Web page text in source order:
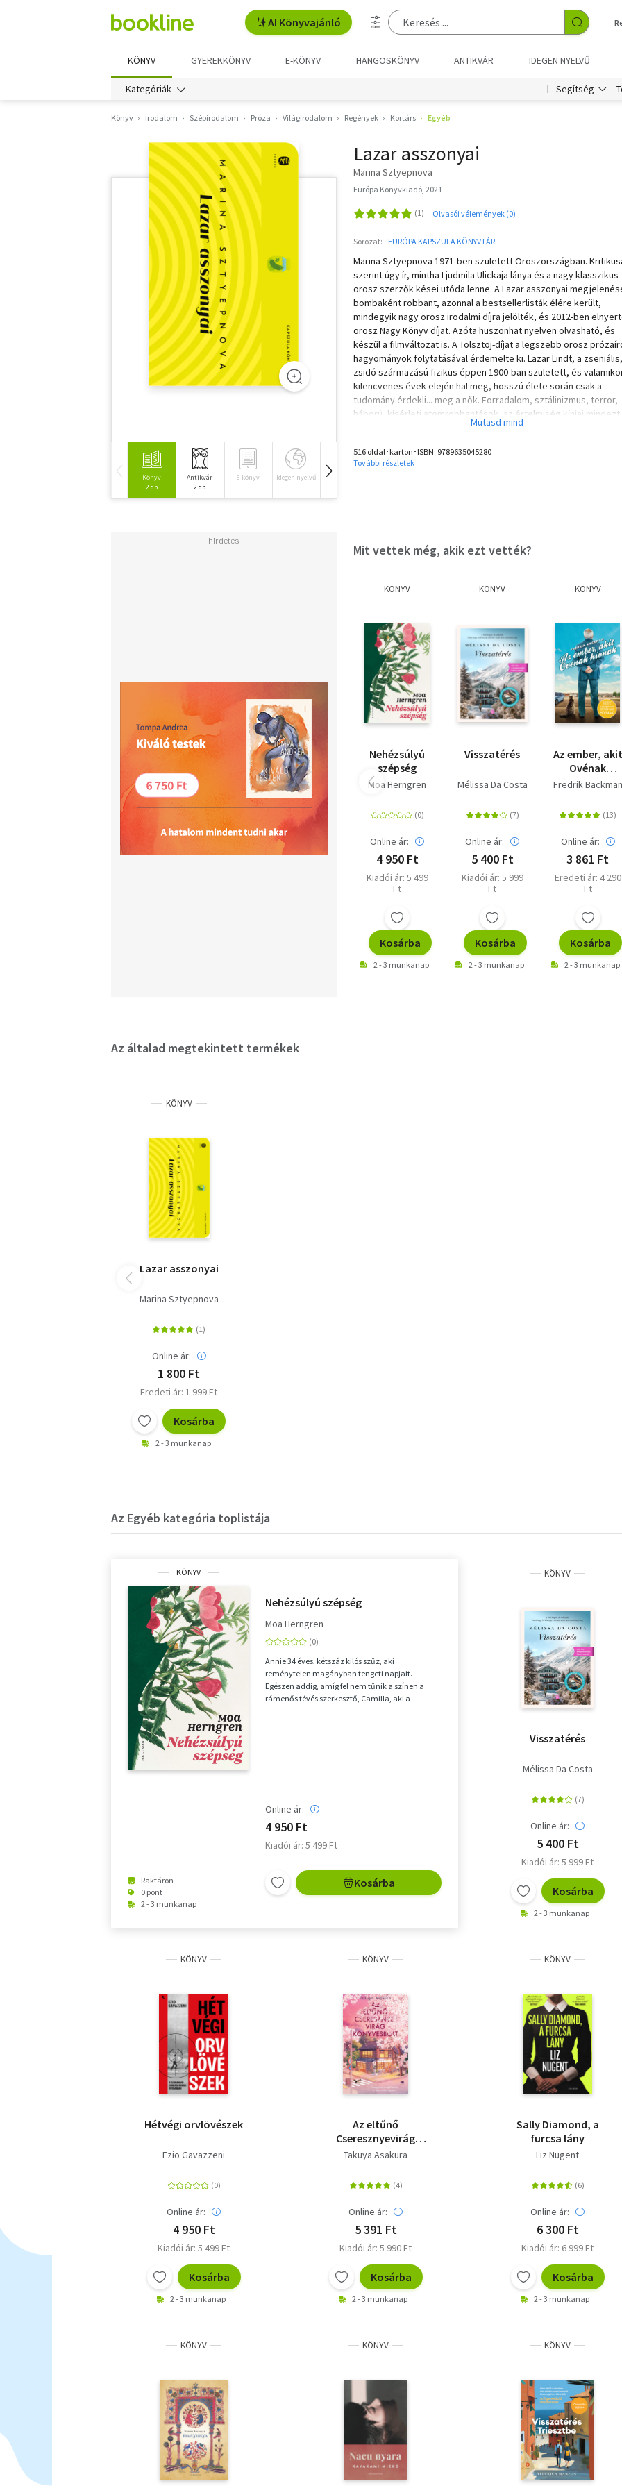
AI Könyvajánló
KÖNYV GYEREKKÖNYV E-KÖNYV HANGOSKÖNYV ANTIKVÁR IDEGEN NYELVŰ
Kategóriák Segítség
Könyv Irodalom Szépirodalom Próza Világirodalom Regények Kortárs Egyéb
Könyv
2 db
Antikvár
2 db
E-könyv Idegen nyelvű Hangoskönyv
Lazar asszonyai
Marina Sztyepnova
Európa Könyvkiadó, 2021
Olvasói vélemények (0)
Sorozat: EURÓPA KAPSZULA KÖNYVTÁR
Marina Sztyepnova 1971-ben született Oroszországban.
szerint úgy ír, mintha Ljudmila Ulickaja lánya és a nagy klasszikus
orosz szerzők kései utóda lenne. A Lazar asszonyai
bombaként robbant, azonnal a bestsellerlisták élére került,
mindegyik nagy orosz irodalmi díjra jelölték, és 2012-ben
orosz Nagy Könyv díjat. Azóta huszonhat nyelven olvasható, és
készül a filmváltozat is. A Tolsztoj-díjat a legszebb orosz
hagyományok folytatásával érdemelte ki. Lazar Lindt, a zseniális,
zsidó származású fizikus éppen 1900-ban született, és
kilencvenes évek elején hal meg, hosszú élete során csak a
tudomány érdekli... meg a nők. Forradalom, sztálinizmus, terror,
háború, kísérleti atomrobbantások, az értelmiség kínjai mindezt
három különös sorsú nő (az orosz lelket megtestesítő Maruszja, a
szemszögéből követhetjük. Igazi nagyregényt kapunk, mely
és közönségsikerét annak köszönheti, hogy női sorsokat ilyen
516 oldal･karton･ISBN: 9789635045280
További részletek
Mit vettek még, akik ezt vették?
KÖNYV
Nehézsúlyú
szépség
Moa Herngren
Online ár:
4 950 Ft
Kiadói ár: 5 499
Ft
Kosárba
2 - 3 munkanap
KÖNYV
Visszatérés
Mélissa Da Costa
Online ár:
5 400 Ft
Kiadói ár: 5 999
Ft
Kosárba
2 - 3 munkanap
KÖNYV
Az ember, akit
Ovénak
hívnak - puha
Fredrik Backman
Online ár:
3 861 Ft
Eredeti ár: 4 290
Ft
Kosárba
2 - 3 munkanap
Az általad megtekintett termékek
KÖNYV
Lazar asszonyai
Marina Sztyepnova
Online ár:
1 800 Ft
Eredeti ár: 1 999 Ft
Kosárba
2 - 3 munkanap
Az Egyéb kategória toplistája
KÖNYV
Raktáron
0 pont
2 - 3 munkanap
Nehézsúlyú szépség
Moa Herngren
Annie 34 éves, kétszáz kilós szűz, aki
reménytelen magányban tengeti napjait.
Egészen addig, amíg fel nem tűnik a színen a
rámenős tévés szerkesztő, Camilla, aki a
Online ár:
4 950 Ft
Kiadói ár: 5 499 Ft
Kosárba
KÖNYV
Visszatérés
Mélissa Da Costa
Online ár:
5 400 Ft
Kiadói ár: 5 999 Ft
Kosárba
2 - 3 munkanap
KÖNYV
Hétvégi orvlövészek
Ezio Gavazzeni
Online ár:
4 950 Ft
Kiadói ár: 5 499 Ft
Kosárba
2 - 3 munkanap
KÖNYV
Az eltűnő
Cseresznyevirág
Könyvesbolt
Takuya Asakura
Online ár:
5 391 Ft
Kiadói ár: 5 990 Ft
Kosárba
2 - 3 munkanap
KÖNYV
Sally Diamond, a
furcsa lány
Liz Nugent
Online ár:
6 300 Ft
Kiadói ár: 6 999 Ft
Kosárba
2 - 3 munkanap
KÖNYV KÖNYV KÖNYV